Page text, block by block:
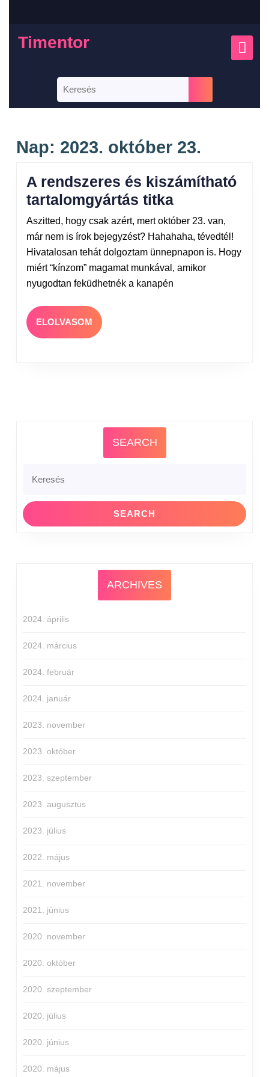
Timentor
Nap: 2023. október 23.
A rendszeres és kiszámítható
tartalomgyártás titka
Aszitted, hogy csak azért, mert október 23. van,
már nem is írok bejegyzést? Hahahaha, tévedtél!
Hivatalosan tehát dolgoztam ünnepnapon is. Hogy
miért “kínzom” magamat munkával, amikor
nyugodtan feküdhetnék a kanapén
ELOLVASOM
SEARCH
ARCHIVES
2024. április
2024. március
2024. február
2024. január
2023. november
2023. október
2023. szeptember
2023. augusztus
2023. július
2022. május
2021. november
2021. június
2020. november
2020. október
2020. szeptember
2020. július
2020. június
2020. május